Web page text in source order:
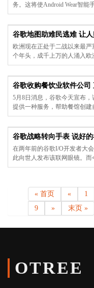
务。这将使Android Wear智能
谷歌地图助难民逃难 让
欧洲现在正处于二战以来最
个年头，成千上万的人涌入
是，现在的难民不再盲目行
同救援人员所说的那样，智
了对他们的援助发放方式。
谷歌收购餐饮业软件公司
5月8日消息，谷歌今天宣布，
提供一种服务，帮助餐馆创
OpenTable、Foursquare等服
外还可以增加送货和预订服务
谷歌战略转向手表 说好
在两年前的谷歌I/O开发者大
此向世人发布该联网眼镜。
未被提及。
« 首页 « 1
9
» 末页 »
OTREE